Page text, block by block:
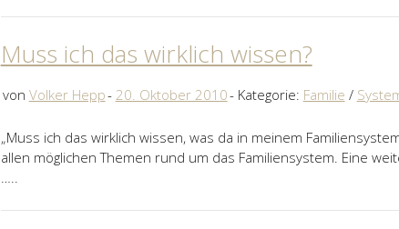
Muss ich das wirklich wissen?
von Volker Hepp 20. Oktober 2010 Kategorie: Familie /
„Muss ich das wirklich wissen, was da in meinem
allen möglichen Themen rund um das Familiensystem. Eine